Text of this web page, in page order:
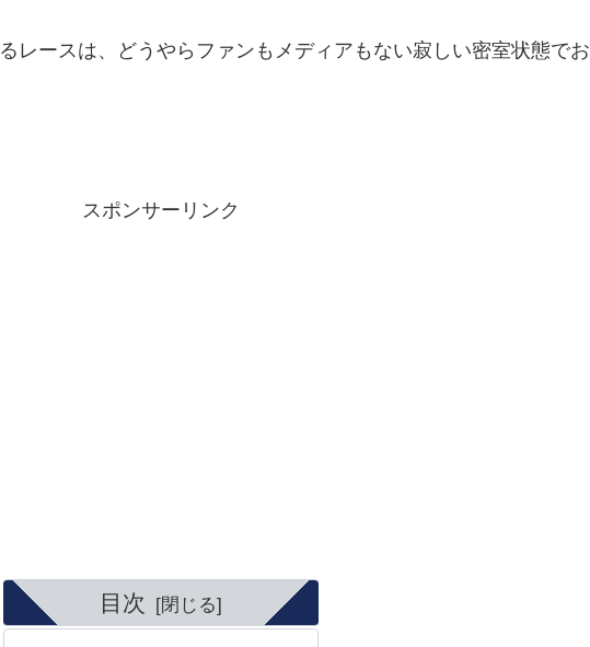
レースは、どうやらファンもメディアもない寂しい密室状態でお
スポンサーリンク
目次